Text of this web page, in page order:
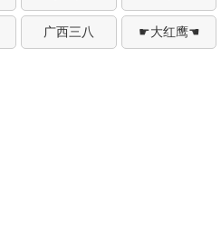
广西三八 ☛大红鹰☚